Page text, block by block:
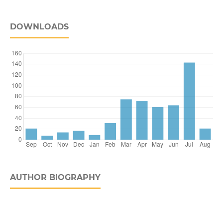
DOWNLOADS
AUTHOR BIOGRAPHY